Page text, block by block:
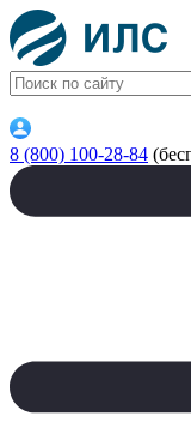
8 (800) 100-28-84